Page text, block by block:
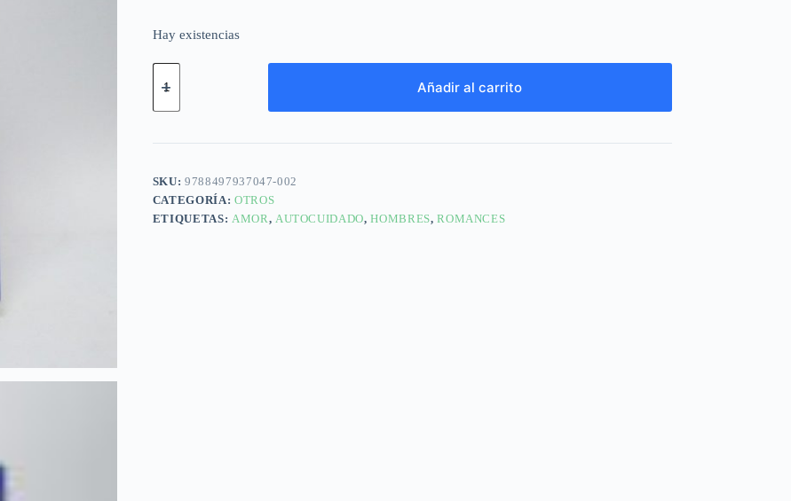
Hay existencias
Añadir al carrito
SKU:9788497937047-002
CATEGORÍA: OTROS
ETIQUETAS: AMOR, AUTOCUIDADO,HOMBRES,ROMANCES